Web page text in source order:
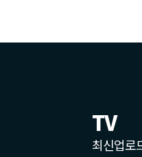
TV
최신업로